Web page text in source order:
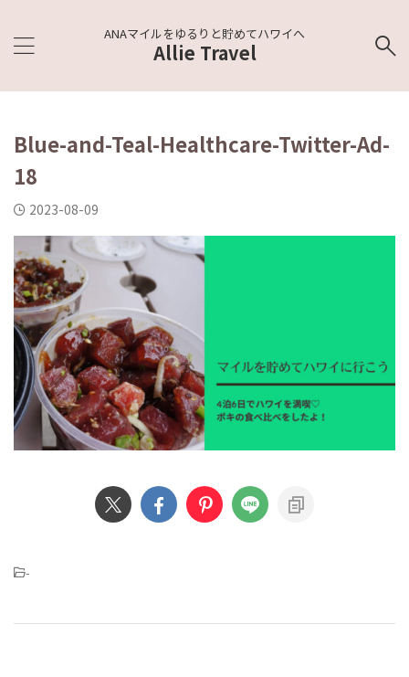
ANAマイルをゆるりと貯めてハワイへ
Allie Travel
Blue-and-Teal-Healthcare-Twitter-Ad-
18
2023-08-09
-